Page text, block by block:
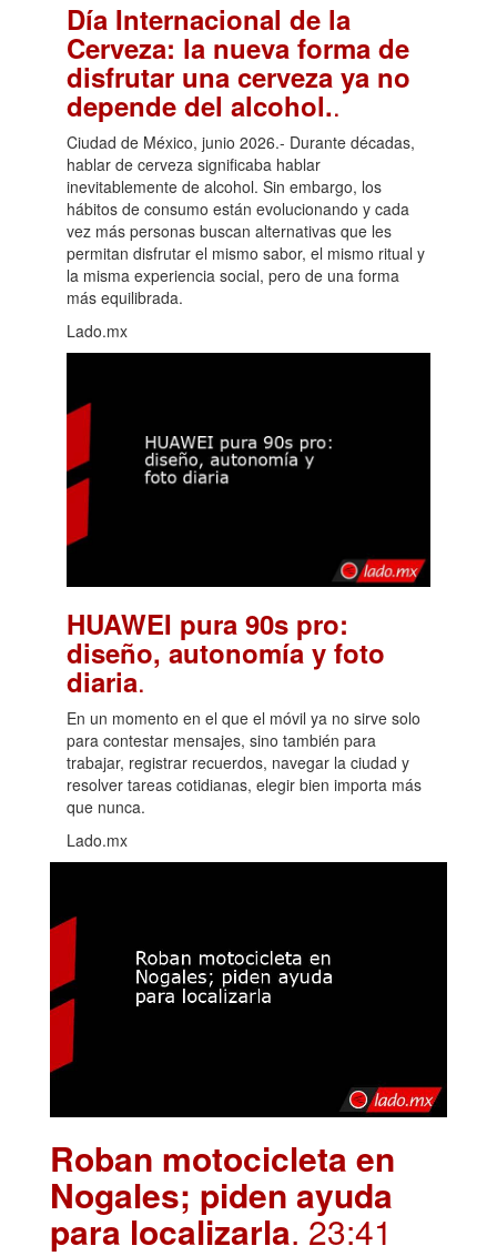
Día Internacional de la
Cerveza: la nueva forma de
disfrutar una cerveza ya no
depende del alcohol..
Ciudad de México, junio 2026.- Durante décadas,
hablar de cerveza significaba hablar
inevitablemente de alcohol. Sin embargo, los
hábitos de consumo están evolucionando y cada
vez más personas buscan alternativas que les
permitan disfrutar el mismo sabor, el mismo ritual y
la misma experiencia social, pero de una forma
más equilibrada.
Lado.mx
HUAWEI pura 90s pro:
diseño, autonomía y foto
diaria.
En un momento en el que el móvil ya no sirve solo
para contestar mensajes, sino también para
trabajar, registrar recuerdos, navegar la ciudad y
resolver tareas cotidianas, elegir bien importa más
que nunca.
Lado.mx
Roban motocicleta en
Nogales; piden ayuda
para localizarla. 23:41